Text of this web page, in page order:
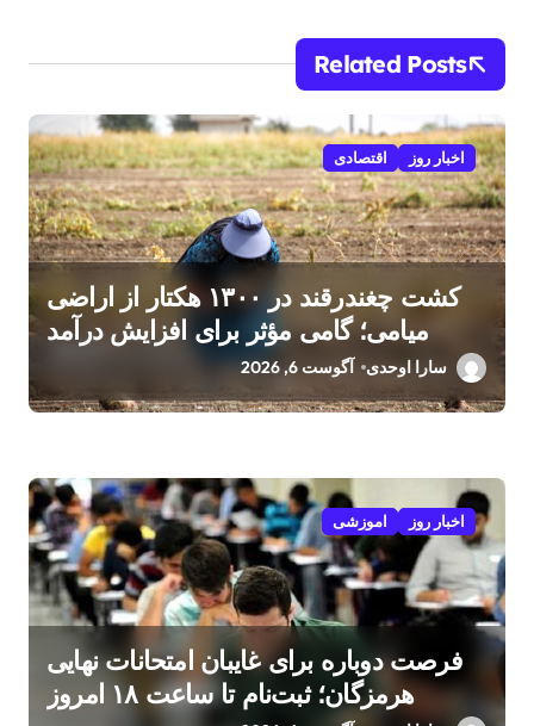
Related Posts
اخبار روز اقتصادی
کشت چغندرقند در ۱۳۰۰ هکتار از اراضی
میامی؛ گامی مؤثر برای افزایش درآمد
سارا اوحدی آگوست 6, 2026
اخبار روز اموزشی
فرصت دوباره برای غایبان امتحانات نهایی
هرمزگان؛ ثبت‌نام تا ساعت ۱۸ امروز